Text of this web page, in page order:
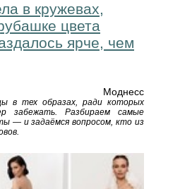
в кружевах,
цвета
ярче, чем
Моднесс
в тех образах, ради которых
забежать. Разбираем самые
— и задаёмся вопросом, кто из